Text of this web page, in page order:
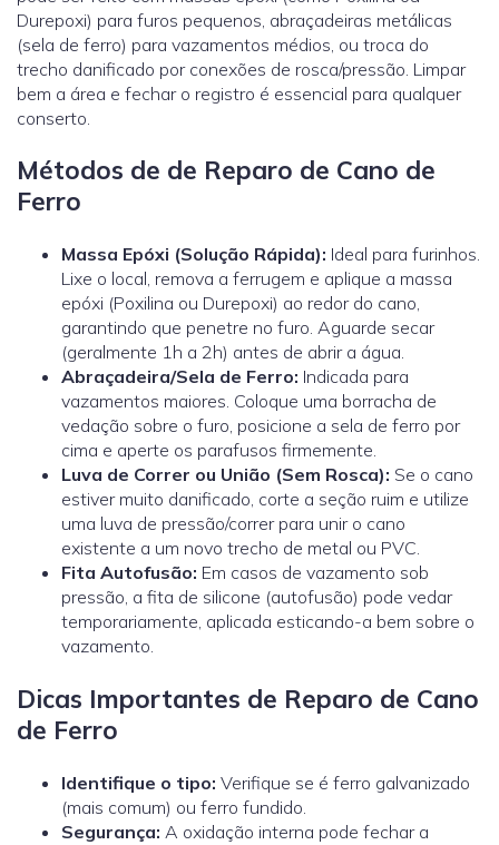
Durepoxi) para furos pequenos, abraçadeiras metálicas
(sela de ferro) para vazamentos médios, ou troca do
trecho danificado por conexões de rosca/pressão. Limpar
bem a área e fechar o registro é essencial para qualquer
conserto.
Métodos de de Reparo de Cano de
Ferro
Massa Epóxi (Solução Rápida): Ideal para furinhos.
Lixe o local, remova a ferrugem e aplique a massa
epóxi (Poxilina ou Durepoxi) ao redor do cano,
garantindo que penetre no furo. Aguarde secar
(geralmente 1h a 2h) antes de abrir a água.
Abraçadeira/Sela de Ferro: Indicada para
vazamentos maiores. Coloque uma borracha de
vedação sobre o furo, posicione a sela de ferro por
cima e aperte os parafusos firmemente.
Luva de Correr ou União (Sem Rosca): Se o cano
estiver muito danificado, corte a seção ruim e utilize
uma luva de pressão/correrpara unir o cano
existente a um novo trecho de metal ou PVC.
Fita Autofusão: Em casos de vazamento sob
pressão, a fita de silicone (autofusão) pode vedar
temporariamente, aplicada esticando-a bem sobre o
vazamento.
Dicas Importantes de Reparo de Cano
de Ferro
Identifique o tipo: Verifique se é ferro galvanizado
(mais comum) ou ferro fundido.
Segurança: A oxidação interna pode fechar a